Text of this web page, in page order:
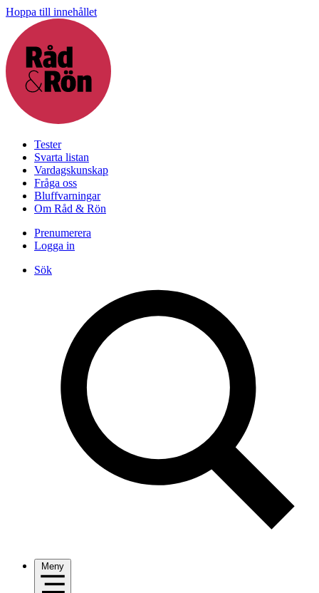
Hoppa till innehållet
Tester
Svarta listan
Vardagskunskap
Fråga oss
Bluffvarningar
Om Råd & Rön
Prenumerera
Logga in
Sök
Meny